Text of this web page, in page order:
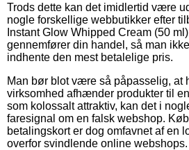
Trods dette kan det imidlertid være
nogle forskellige webbutikker efter
Instant Glow Whipped Cream (50
gennemfører din handel, så man
indhente den mest betalelige pris.
Man bør blot være så påpasselig, at
virksomhed afhænder produkter til
som kolossalt attraktiv, kan det i
faresignal om en falsk webshop.
betalingskort er dog omfavnet af en
overfor svindlende online webshops.